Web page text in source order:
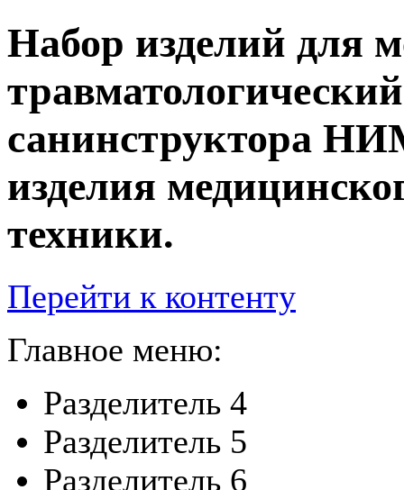
Набор изделий для
санинструктора
изделия
техники.
Перейти к контенту
Главное меню:
Разделитель 4
Разделитель 5
Разделитель 6